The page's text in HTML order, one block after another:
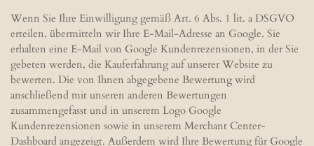
Wenn Sie Ihre Einwilligung gemäß Art. 6 Abs. 1 lit. a DSGVO
erteilen, übermitteln wir Ihre E-Mail-Adresse an Google. Sie
erhalten eine E-Mail von Google Kundenrezensionen, in der Sie
gebeten werden, die Kauferfahrung auf unserer Website zu
bewerten. Die von Ihnen abgegebene Bewertung wird
anschließend mit unseren anderen Bewertungen
zusammengefasst und in unserem Logo Google
Kundenrezensionen sowie in unserem Merchant Center-
Dashboard angezeigt. Außerdem wird Ihre Bewertung für Google